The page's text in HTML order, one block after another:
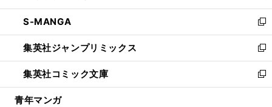
開
く
ウ
で
開
く
ン
ド
ウ
で
開
く
ウ
ィ
ン
ド
ウ
で
開
し
い
ウ
ィ
ン
ド
ウ
S-MANGA
新
し
い
ウ
ィ
ン
集英社ジャンプリミックス
新
し
い
ウ
集英社コミック文庫
新
し
青年マンガ